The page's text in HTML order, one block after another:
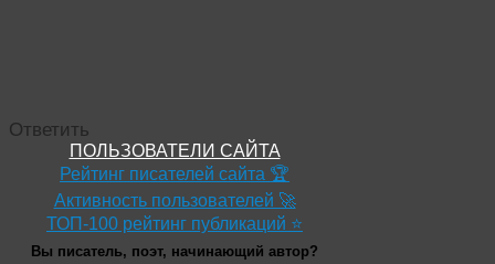
Ответить
ПОЛЬЗОВАТЕЛИ САЙТА
Рейтинг писателей сайта 🏆
Активность пользователей 🚀
ТОП-100 рейтинг публикаций ⭐
Вы писатель, поэт, начинающий автор?